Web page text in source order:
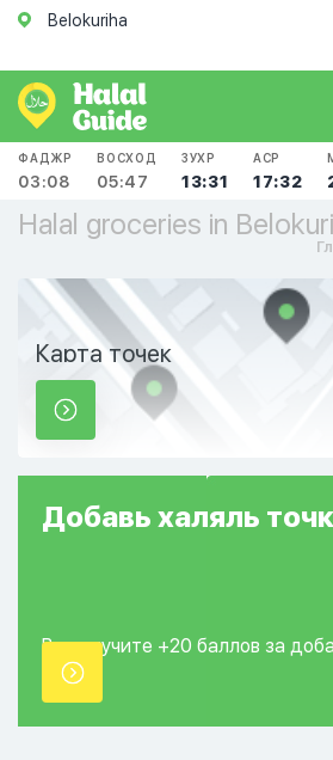
Belokuriha
ФАДЖР
03:08
ВОСХОД
05:47
ЗУХР
13:31
АСР
17:32
Halal groceries in
Карта точек
Добавь халяль
Вы получите +20 баллов за
точки.